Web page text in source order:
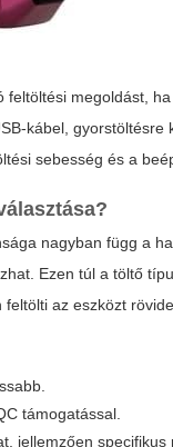
megoldást,
kábel,
sebesség és a
nagyban függ a
Ezen túl a töltő
az eszközt
támogatással.
jellemzően specifikus